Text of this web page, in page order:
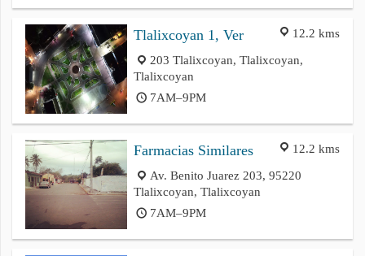
12.2 kms
Tlalixcoyan 1, Ver
203 Tlalixcoyan, Tlalixcoyan,
Tlalixcoyan
7AM–9PM
12.2 kms
Farmacias Similares
Av. Benito Juarez 203, 95220
Tlalixcoyan, Tlalixcoyan
7AM–9PM